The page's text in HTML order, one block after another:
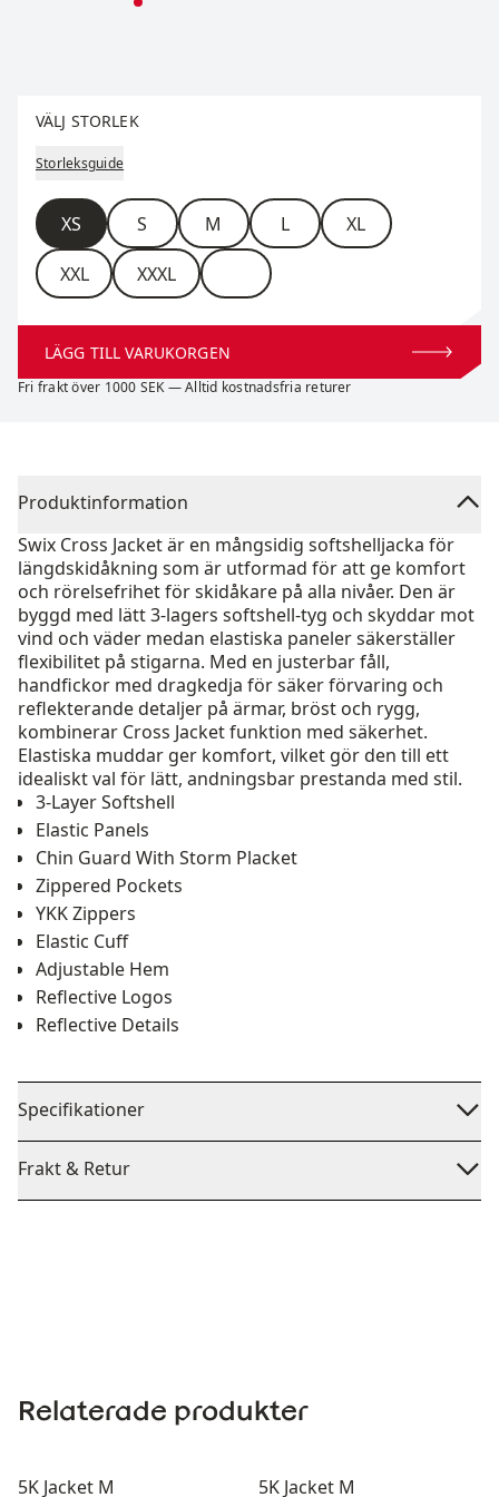
Välj storlek
VÄLJ STORLEK
Storleksguide
Storlek
XS S M L XL
XXL XXXL
LÄGG TILL VARUKORGEN
Fri frakt över 1000 SEK — Alltid kostnadsfria returer
Produktinformation
Swix Cross Jacket är en mångsidig softshelljacka för
längdskidåkning som är utformad för att ge komfort
och rörelsefrihet för skidåkare på alla nivåer. Den är
byggd med lätt 3-lagers softshell-tyg och skyddar mot
vind och väder medan elastiska paneler säkerställer
flexibilitet på stigarna. Med en justerbar fåll,
handfickor med dragkedja för säker förvaring och
reflekterande detaljer på ärmar, bröst och rygg,
kombinerar Cross Jacket funktion med säkerhet.
Elastiska muddar ger komfort, vilket gör den till ett
idealiskt val för lätt, andningsbar prestanda med stil.
3-Layer Softshell
Elastic Panels
Chin Guard With Storm Placket
Zippered Pockets
YKK Zippers
Elastic Cuff
Adjustable Hem
Reflective Logos
Reflective Details
Specifikationer
Frakt & Retur
Relaterade produkter
5K Jacket M
5K Jacket M